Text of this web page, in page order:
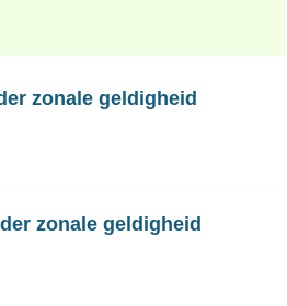
zonale geldigheid
zonale geldigheid